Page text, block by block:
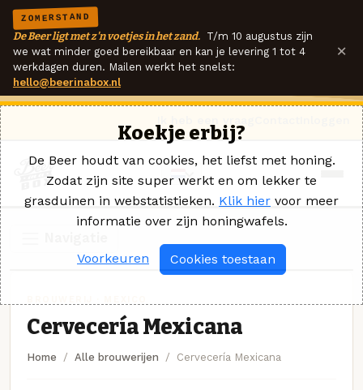
ZOMERSTAND
De Beer ligt met z'n voetjes in het zand. T/m 10 augustus zijn
we wat minder goed bereikbaar en kan je levering 1 tot 4
werkdagen duren. Mailen werkt het snelst:
hello@beerinabox.nl
×
Cervecería Mexicana
Home Alle brouwerijen Cervecería Mexicana
Koekje erbij?
De Beer houdt van cookies, het liefst met honing.
Zodat zijn site super werkt en om lekker te
grasduinen in webstatistieken. Klik hier voor meer
informatie over zijn honingwafels.
Voorkeuren Cookies toestaan